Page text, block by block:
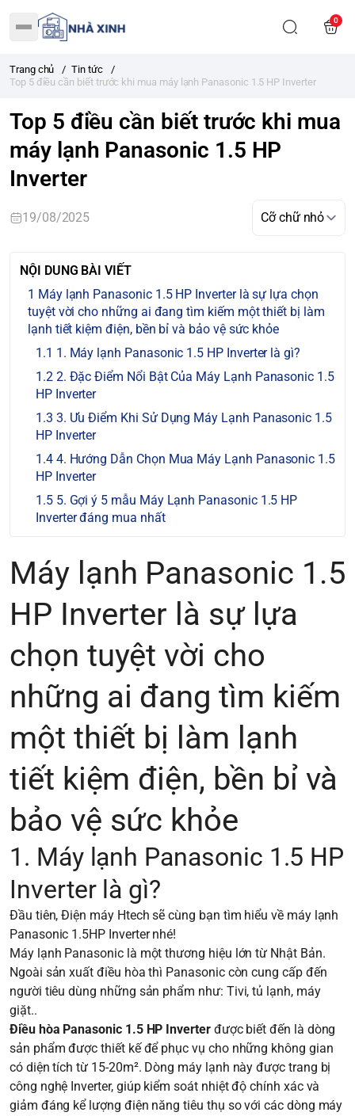
0
Trang chủ / Tin tức
/
Top 5 điều cần biết trước khi mua máy lạnh Panasonic 1.5 HP Inverter
Top 5 điều cần biết trước khi mua
máy lạnh Panasonic 1.5 HP
Inverter
19/08/2025
NỘI DUNG BÀI VIẾT
Máy lạnh Panasonic 1.5 HP Inverter là sự lựa chọn
tuyệt vời cho những ai đang tìm kiếm một thiết bị làm
lạnh tiết kiệm điện, bền bỉ và bảo vệ sức khỏe
1. Máy lạnh Panasonic 1.5 HP Inverter là gì?
2. Đặc Điểm Nổi Bật Của Máy Lạnh Panasonic 1.5
HP Inverter
3. Ưu Điểm Khi Sử Dụng Máy Lạnh Panasonic 1.5
HP Inverter
4. Hướng Dẫn Chọn Mua Máy Lạnh Panasonic 1.5
HP Inverter
5. Gợi ý 5 mẫu Máy Lạnh Panasonic 1.5 HP
Inverter đáng mua nhất
Máy lạnh Panasonic 1.5
HP Inverter là sự lựa
chọn tuyệt vời cho
những ai đang tìm kiếm
một thiết bị làm lạnh
tiết kiệm điện, bền bỉ và
bảo vệ sức khỏe
1. Máy lạnh Panasonic 1.5 HP
Inverter là gì?
Đầu tiên, Điện máy Htech sẽ cùng bạn tìm hiểu về máy lạnh
Panasonic 1.5HP Inverter nhé!
Máy lạnh Panasonic là một thương hiệu lớn từ Nhật Bản.
Ngoài sản xuất điều hòa thì Panasonic còn cung cấp đến
người tiêu dùng những sản phẩm như: Tivi, tủ lạnh, máy
giặt..
Điều hòa Panasonic 1.5 HP Inverter được biết đến là dòng
sản phẩm được thiết kế để phục vụ cho những không gian
có diện tích từ 15-20m². Dòng máy lạnh này được trang bị
công nghệ Inverter, giúp kiểm soát nhiệt độ chính xác và
giảm đáng kể lượng điện năng tiêu thụ so với các dòng máy